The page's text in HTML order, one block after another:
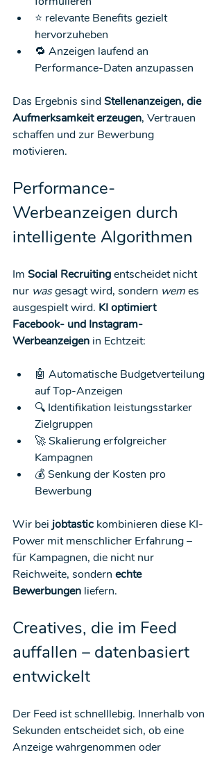
⭐ relevante Benefits gezielt
hervorzuheben
🔁 Anzeigen laufend an
Performance-Daten anzupassen
Das Ergebnis sind Stellenanzeigen, die
Aufmerksamkeit erzeugen, Vertrauen
schaffen und zur Bewerbung
motivieren.
Performance-
Werbeanzeigen durch
intelligente Algorithmen
Im Social Recruiting entscheidet nicht
nur was gesagt wird, sondern wem es
ausgespielt wird. KI optimiert
Facebook- und Instagram-
Werbeanzeigen in Echtzeit:
🤖 Automatische Budgetverteilung
auf Top-Anzeigen
🔍 Identifikation leistungsstarker
Zielgruppen
🚀 Skalierung erfolgreicher
Kampagnen
💰 Senkung der Kosten pro
Bewerbung
Wir bei jobtastic kombinieren diese KI-
Power mit menschlicher Erfahrung –
für Kampagnen, die nicht nur
Reichweite, sondern echte
Bewerbungen liefern.
Creatives, die im Feed
auffallen – datenbasiert
entwickelt
Der Feed ist schnelllebig. Innerhalb von
Sekunden entscheidet sich, ob eine
Anzeige wahrgenommen oder